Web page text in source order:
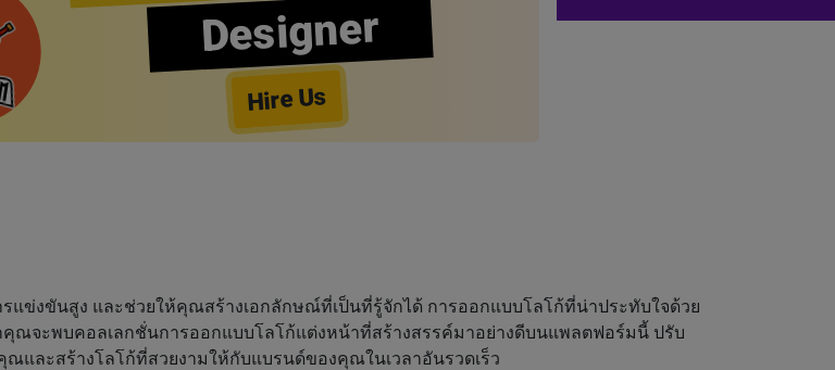
Designer
Hire Us
ข่งขันสูง และช่วยให้คุณสร้างเอกลักษณ์ที่เป็นที่รู้จักได้ การออกแบบโลโก้ที่น่าประทับใจด้วย
คุณจะพบคอลเลกชั่นการออกแบบโลโก้แต่งหน้าที่สร้างสรรค์มาอย่างดีบนแพลตฟอร์มนี้ ปรับ
ณและสร้างโลโก้ที่สวยงามให้กับแบรนด์ของคุณในเวลาอันรวดเร็ว